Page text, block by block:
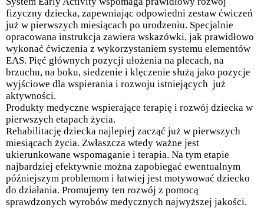
fizyczny dziecka, zapewniając odpowiedni zestaw ćwiczeń
już w pierwszych miesiącach po urodzeniu. Specjalnie
opracowana instrukcja zawiera wskazówki, jak prawidłowo
wykonać ćwiczenia z wykorzystaniem systemu elementów
EAS. Pięć głównych pozycji ułożenia na plecach, na
brzuchu, na boku, siedzenie i klęczenie służą jako pozycje
wyjściowe dla wspierania i rozwoju istniejących już
aktywności.
Produkty medyczne wspierające terapię i rozwój dziecka w
pierwszych etapach życia.
Rehabilitację dziecka najlepiej zacząć już w pierwszych
miesiącach życia. Zwłaszcza wtedy ważne jest
ukierunkowane wspomaganie i terapia. Na tym etapie
najbardziej efektywnie można zapobiegać ewentualnym
późniejszym problemom i łatwiej jest motywować dziecko
do działania. Promujemy ten rozwój z pomocą
sprawdzonych wyrobów medycznych najwyższej jakości.